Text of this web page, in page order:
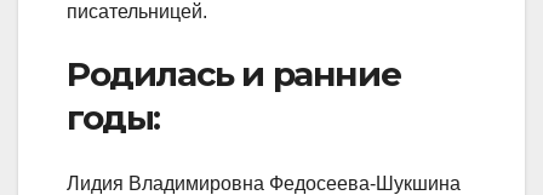
писательницей.
Родилась и ранние
годы:
Лидия Владимировна Федосеева-Шукшина